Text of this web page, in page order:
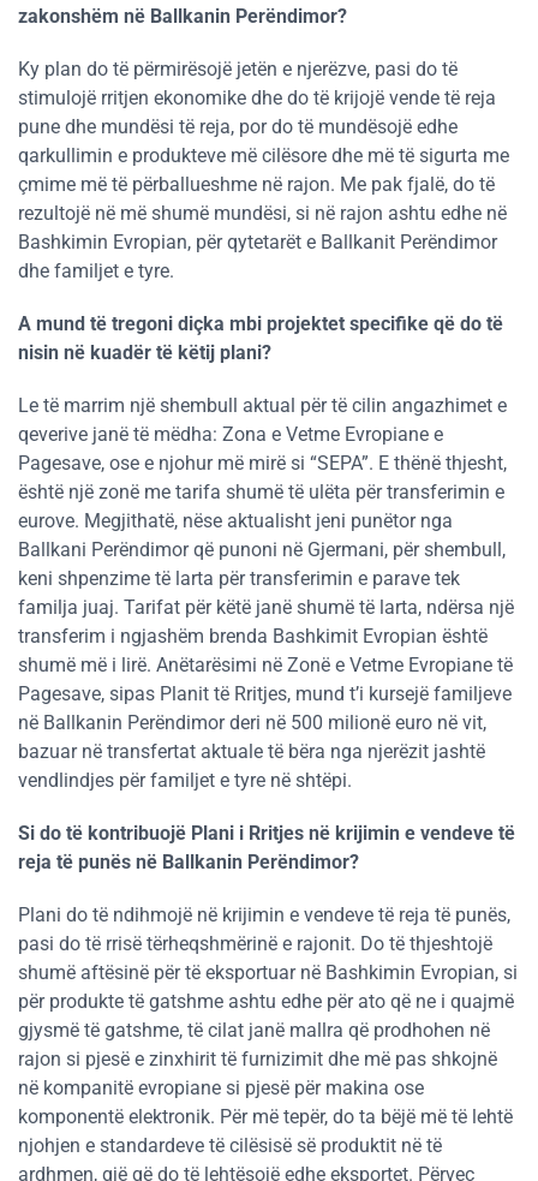
zakonshëm në Ballkanin Perëndimor?
Ky plan do të përmirësojë jetën e njerëzve, pasi do të
stimulojë rritjen ekonomike dhe do të krijojë vende të reja
pune dhe mundësi të reja, por do të mundësojë edhe
qarkullimin e produkteve më cilësore dhe më të sigurta me
çmime më të përballueshme në rajon. Me pak fjalë, do të
rezultojë në më shumë mundësi, si në rajon ashtu edhe në
Bashkimin Evropian, për qytetarët e Ballkanit Perëndimor
dhe familjet e tyre.
A mund të tregoni diçka mbi projektet specifike që do të
nisin në kuadër të këtij plani?
Le të marrim një shembull aktual për të cilin angazhimet e
qeverive janë të mëdha: Zona e Vetme Evropiane e
Pagesave, ose e njohur më mirë si “SEPA”. E thënë thjesht,
është një zonë me tarifa shumë të ulëta për transferimin e
eurove. Megjithatë, nëse aktualisht jeni punëtor nga
Ballkani Perëndimor që punoni në Gjermani, për shembull,
keni shpenzime të larta për transferimin e parave tek
familja juaj. Tarifat për këtë janë shumë të larta, ndërsa një
transferim i ngjashëm brenda Bashkimit Evropian është
shumë më i lirë. Anëtarësimi në Zonë e Vetme Evropiane të
Pagesave, sipas Planit të Rritjes, mund t’i kursejë familjeve
në Ballkanin Perëndimor deri në 500 milionë euro në vit,
bazuar në transfertat aktuale të bëra nga njerëzit jashtë
vendlindjes për familjet e tyre në shtëpi.
Si do të kontribuojë Plani i Rritjes në krijimin e vendeve të
reja të punës në Ballkanin Perëndimor?
Plani do të ndihmojë në krijimin e vendeve të reja të punës,
pasi do të rrisë tërheqshmërinë e rajonit. Do të thjeshtojë
shumë aftësinë për të eksportuar në Bashkimin Evropian, si
për produkte të gatshme ashtu edhe për ato që ne i quajmë
gjysmë të gatshme, të cilat janë mallra që prodhohen në
rajon si pjesë e zinxhirit të furnizimit dhe më pas shkojnë
në kompanitë evropiane si pjesë për makina ose
komponentë elektronik. Për më tepër, do ta bëjë më të lehtë
njohjen e standardeve të cilësisë së produktit në të
ardhmen, gjë që do të lehtësojë edhe eksportet. Përveç